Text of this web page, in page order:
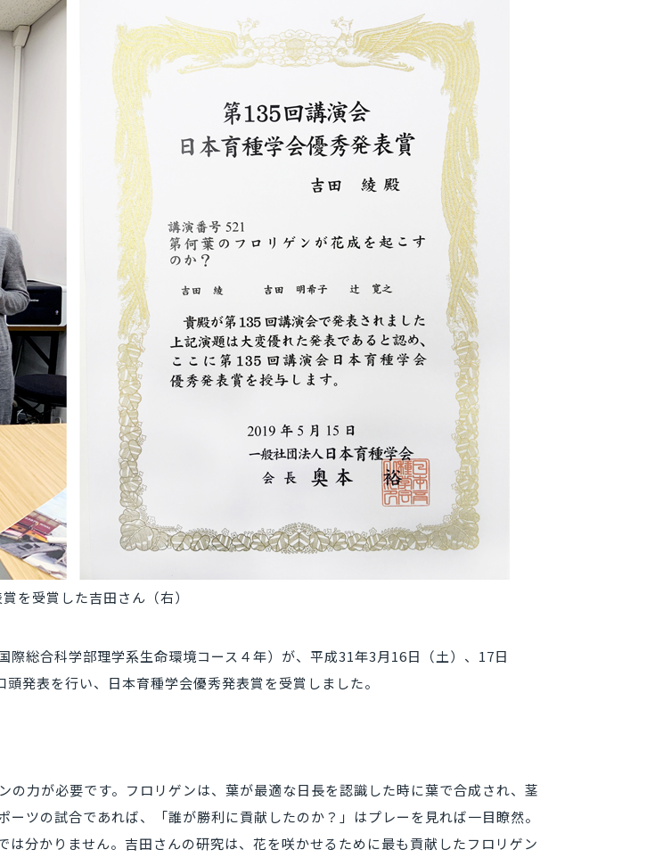
を受賞した吉田さん（右）
総合科学部理学系生命環境コース４年）が、平成31年3月16日（土）、17日
発表を行い、日本育種学会優秀発表賞を受賞しました。
力が必要です。フロリゲンは、葉が最適な日長を認識した時に葉で合成され、茎
ツの試合であれば、「誰が勝利に貢献したのか？」はプレーを見れば一目瞭然。
分かりません。吉田さんの研究は、花を咲かせるために最も貢献したフロリゲン